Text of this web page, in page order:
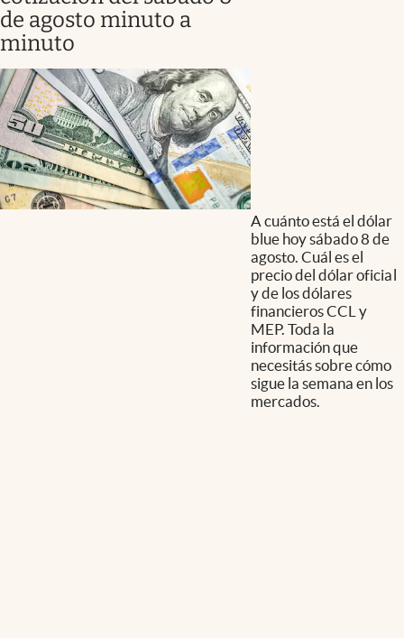
de agosto minuto a
minuto
A cuánto está el dólar
blue hoy sábado 8 de
agosto. Cuál es el
precio del dólar oficial
y de los dólares
financieros CCL y
MEP. Toda la
información que
necesitás sobre cómo
sigue la semana en los
mercados.